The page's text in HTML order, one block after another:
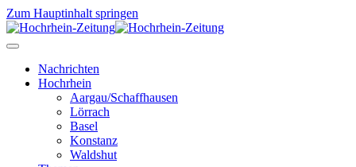
Zum Hauptinhalt springen
Nachrichten
Hochrhein
Aargau/Schaffhausen
Lörrach
Basel
Konstanz
Waldshut